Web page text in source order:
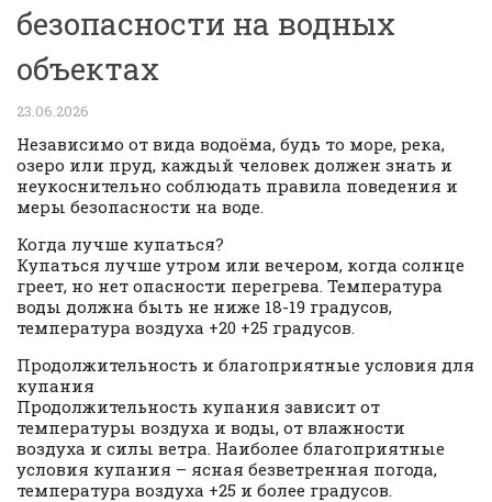
безопасности на водных
объектах
23.06.2026
Независимо от вида водоёма, будь то море, река,
озеро или пруд, каждый человек должен знать и
неукоснительно соблюдать правила поведения и
меры безопасности на воде.
Когда лучше купаться?
Купаться лучше утром или вечером, когда солнце
греет, но нет опасности перегрева. Температура
воды должна быть не ниже 18-19 градусов,
температура воздуха +20 +25 градусов.
Продолжительность и благоприятные условия для
купания
Продолжительность купания зависит от
температуры воздуха и воды, от влажности
воздуха и силы ветра. Наиболее благоприятные
условия купания – ясная безветренная погода,
температура воздуха +25 и более градусов.